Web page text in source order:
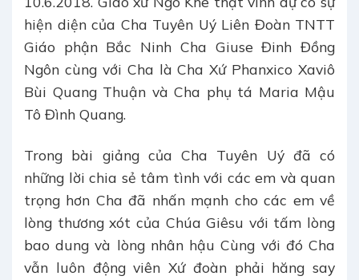
hiện diện của Cha Tuyên Uý Liên Đoàn TNTT
Giáo phận Bắc Ninh Cha Giuse Đinh Đồng
Ngôn cùng với Cha là Cha Xứ Phanxico Xaviô
Bùi Quang Thuận và Cha phụ tá Maria Mậu
Tô Đình Quang.
Trong bài giảng của Cha Tuyên Uý đã có
những lời chia sẻ tâm tình với các em và quan
trọng hơn Cha đã nhấn mạnh cho các em về
lòng thương xót của Chúa Giêsu với tấm lòng
bao dung và lòng nhân hậu Cùng với đó Cha
vẫn luôn động viên Xứ đoàn phải hăng say